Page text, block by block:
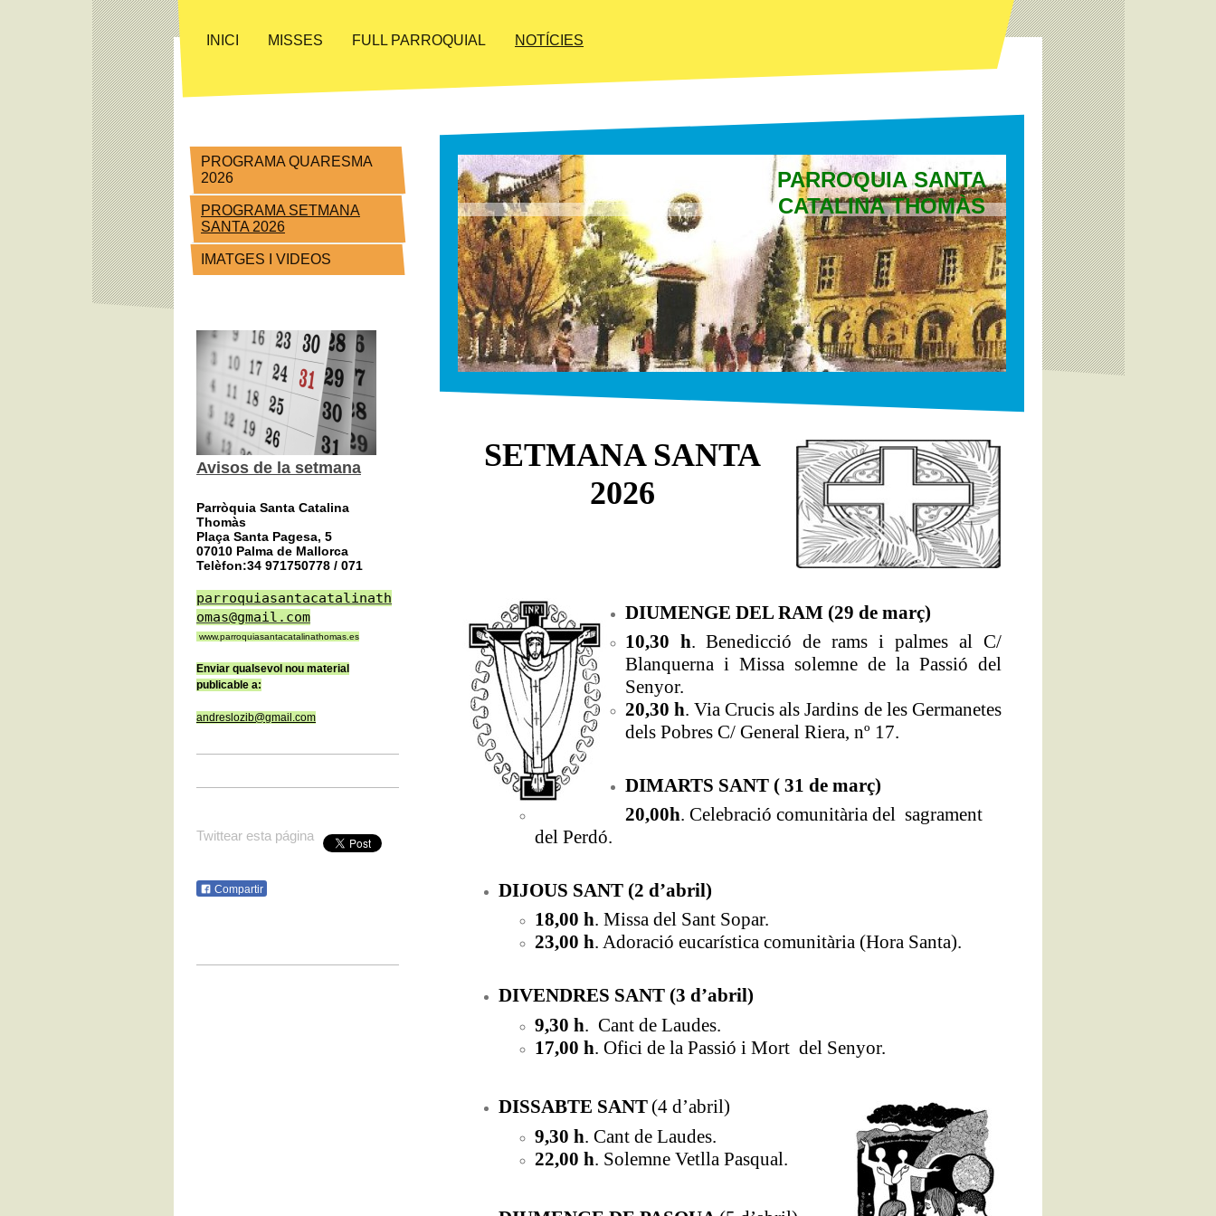
INICI MISSES FULL PARROQUIAL NOTÍCIES
PARROQUIA SANTA
CATALINA THOMÀS
SETMANA SANTA
2026
DIUMENGE DEL RAM (29 de març)
10,30 h. Benedicció de rams i palmes al C/
Blanquerna i Missa solemne de la Passió del
Senyor.
20,30 h. Via Crucis als Jardins de les Germanetes
dels Pobres C/ General Riera, nº 17.
DIMARTS SANT ( 31 de març)
20,00h. Celebració comunitària del sagrament
del Perdó.
DIJOUS SANT (2 d’abril)
18,00 h. Missa del Sant Sopar.
23,00 h. Adoració eucarística comunitària (Hora Santa).
DIVENDRES SANT (3 d’abril)
9,30 h. Cant de Laudes.
17,00 h. Ofici de la Passió i Mort del Senyor.
DISSABTE SANT (4 d’abril)
9,30 h. Cant de Laudes.
22,00 h. Solemne Vetlla Pasqual.
PROGRAMA QUARESMA
2026
PROGRAMA SETMANA
SANTA 2026
IMATGES I VIDEOS
Avisos de la setmana
Parròquia Santa Catalina
Thomàs
Plaça Santa Pagesa, 5
07010 Palma de Mallorca
Telèfon:34 971750778 / 071
parroquiasantacatalinath
omas@gmail.com
www.parroquiasantacatalinathomas.es
Enviar qualsevol nou material
publicable a:
andreslozib@gmail.com
Twittear esta página
Compartir